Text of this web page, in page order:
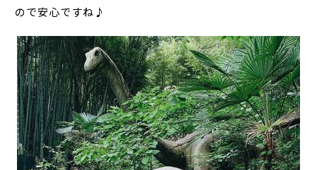
ので安心ですね♪